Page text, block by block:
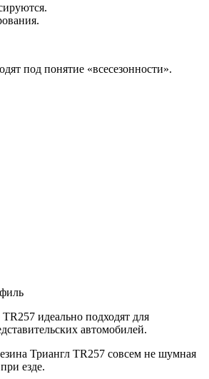
под понятие «всесезонности».
идеально подходят для
автомобилей.
Триангл TR257 совсем не шумная
езде.